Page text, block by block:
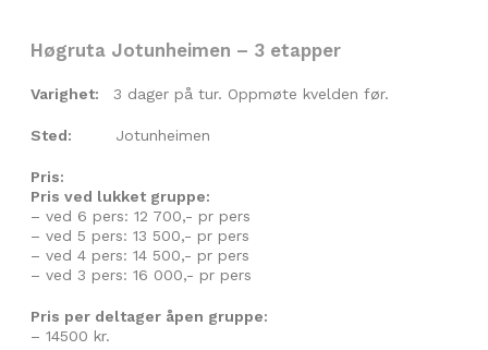
Høgruta Jotunheimen – 3 etapper
Varighet: 3 dager på tur. Oppmøte kvelden før.
Sted: Jotunheimen
Pris:
Pris ved lukket gruppe:
– ved 6 pers: 12 700,- pr pers
– ved 5 pers: 13 500,- pr pers
– ved 4 pers: 14 500,- pr pers
– ved 3 pers: 16 000,- pr pers
Pris per deltager åpen gruppe:
– 14500 kr.